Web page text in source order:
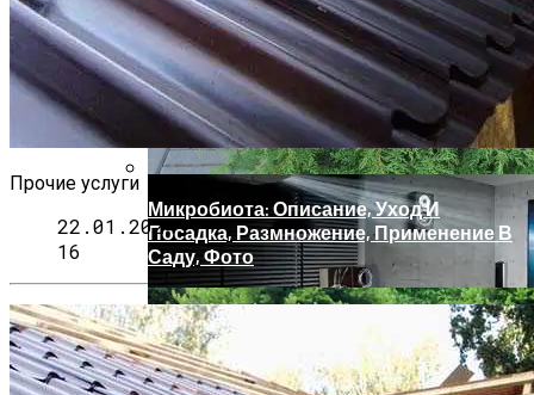
Как Готовить Здоровую Пищу С
Помощью Пароварки
Микробиота: Описание, Уход И
Посадка, Размножение, Применение В
Саду, Фото
Прочие услуги
22.01.2024
16